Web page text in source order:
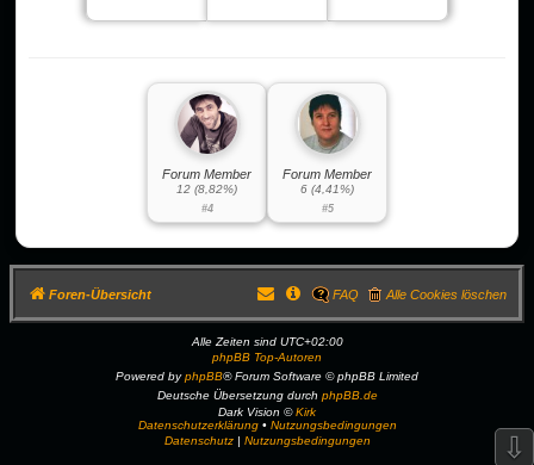
Forum Member
12 (8,82%)
#4
Forum Member
6 (4,41%)
#5
Foren-Übersicht Alle Cookies löschen
FAQ
Alle Zeiten sind UTC+02:00
phpBB Top-Autoren
Powered byphpBB® Forum Software © phpBB Limited
Deutsche Übersetzung durch phpBB.de
Dark Vision ©Kirk
Datenschutzerklärung• Nutzungsbedingungen
Datenschutz| Nutzungsbedingungen ⇩